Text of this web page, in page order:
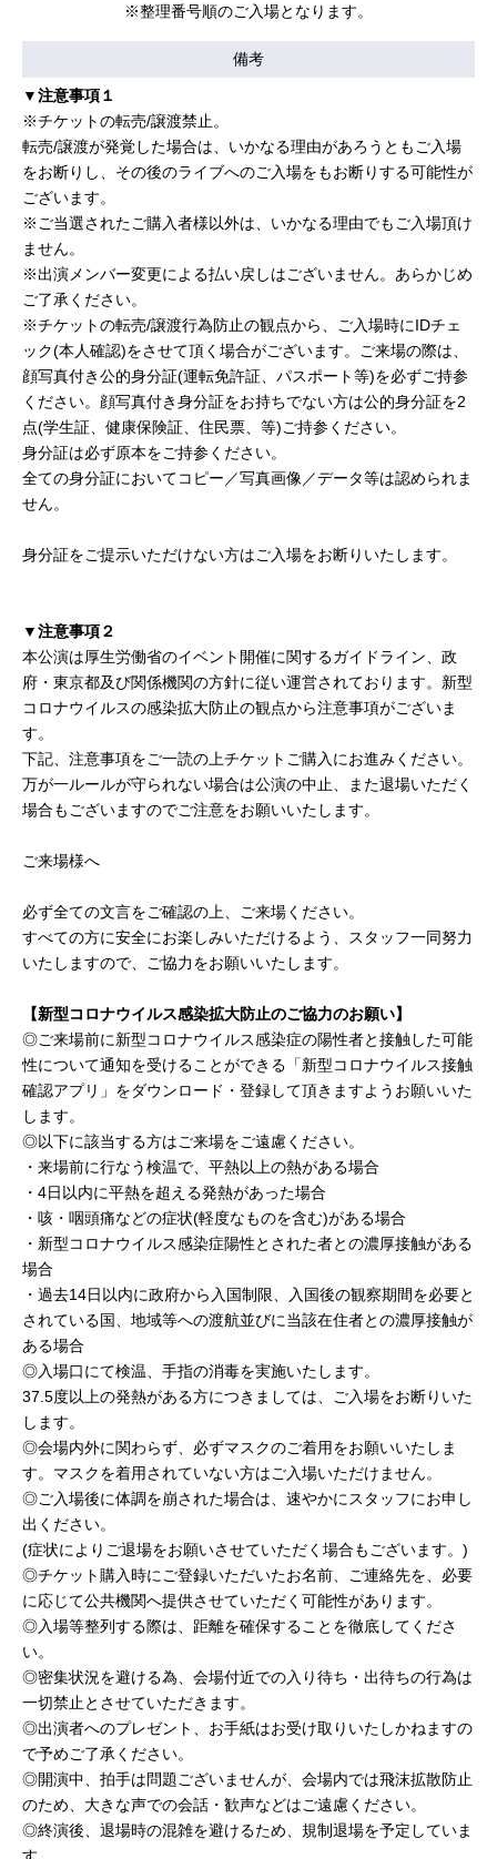
※整理番号順のご入場となります。
備考
▼注意事項１
※チケットの転売/譲渡禁止。
転売/譲渡が発覚した場合は、いかなる理由があろうともご入場
をお断りし、その後のライブへのご入場をもお断りする可能性が
ございます。
※ご当選されたご購入者様以外は、いかなる理由でもご入場頂け
ません。
※出演メンバー変更による払い戻しはございません。あらかじめ
ご了承ください。
※チケットの転売/譲渡行為防止の観点から、ご入場時にIDチェ
ック(本人確認)をさせて頂く場合がございます。ご来場の際は、
顔写真付き公的身分証(運転免許証、パスポート等)を必ずご持参
ください。顔写真付き身分証をお持ちでない方は公的身分証を2
点(学生証、健康保険証、住民票、等)ご持参ください。
身分証は必ず原本をご持参ください。
全ての身分証においてコピー／写真画像／データ等は認められま
せん。
身分証をご提示いただけない方はご入場をお断りいたします。
▼注意事項２
本公演は厚生労働省のイベント開催に関するガイドライン、政
府・東京都及び関係機関の方針に従い運営されております。新型
コロナウイルスの感染拡大防止の観点から注意事項がございま
す。
下記、注意事項をご一読の上チケットご購入にお進みください。
万が一ルールが守られない場合は公演の中止、また退場いただく
場合もございますのでご注意をお願いいたします。
ご来場様へ
必ず全ての文言をご確認の上、ご来場ください。
すべての方に安全にお楽しみいただけるよう、スタッフ一同努力
いたしますので、ご協力をお願いいたします。
【新型コロナウイルス感染拡大防止のご協力のお願い】
◎ご来場前に新型コロナウイルス感染症の陽性者と接触した可能
性について通知を受けることができる「新型コロナウイルス接触
確認アプリ」をダウンロード・登録して頂きますようお願いいた
します。
◎以下に該当する方はご来場をご遠慮ください。
・来場前に行なう検温で、平熱以上の熱がある場合
・4日以内に平熱を超える発熱があった場合
・咳・咽頭痛などの症状(軽度なものを含む)がある場合
・新型コロナウイルス感染症陽性とされた者との濃厚接触がある
場合
・過去14日以内に政府から入国制限、入国後の観察期間を必要と
されている国、地域等への渡航並びに当該在住者との濃厚接触が
ある場合
◎入場口にて検温、手指の消毒を実施いたします。
37.5度以上の発熱がある方につきましては、ご入場をお断りいた
します。
◎会場内外に関わらず、必ずマスクのご着用をお願いいたしま
す。マスクを着用されていない方はご入場いただけません。
◎ご入場後に体調を崩された場合は、速やかにスタッフにお申し
出ください。
(症状によりご退場をお願いさせていただく場合もございます。)
◎チケット購入時にご登録いただいたお名前、ご連絡先を、必要
に応じて公共機関へ提供させていただく可能性があります。
◎入場等整列する際は、距離を確保することを徹底してくださ
い。
◎密集状況を避ける為、会場付近での入り待ち・出待ちの行為は
一切禁止とさせていただきます。
◎出演者へのプレゼント、お手紙はお受け取りいたしかねますの
で予めご了承ください。
◎開演中、拍手は問題ございませんが、会場内では飛沫拡散防止
のため、大きな声での会話・歓声などはご遠慮ください。
◎終演後、退場時の混雑を避けるため、規制退場を予定していま
す。